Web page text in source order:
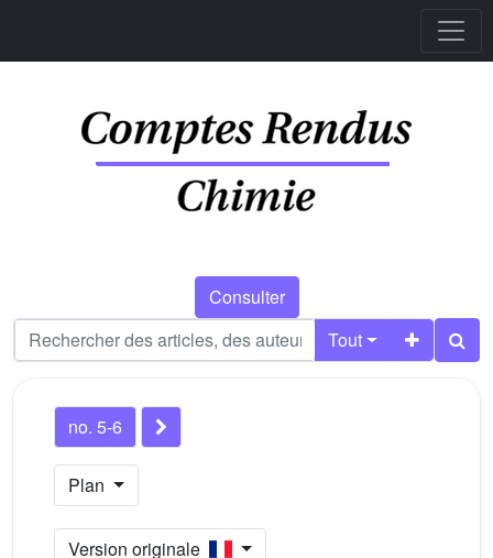
Consulter
Tout
no. 5-6
Plan
Version originale